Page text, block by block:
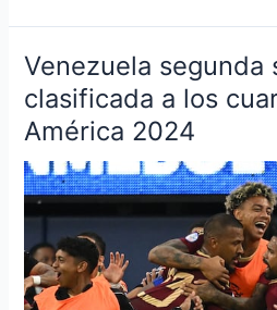
Venezuela segunda
clasificada a los
América 2024
Venezuela
segunda
selección
clasificada
a
los
cuartos
de
la
Copa